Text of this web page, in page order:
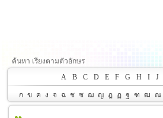
ค้นหา เรียงตามตัวอักษร
A
B C D E F G H I J
ก ข ค ง จ ฉ ช ซ ฌ ญ ฎ ฏ ฐ ฑ ฒ ณ